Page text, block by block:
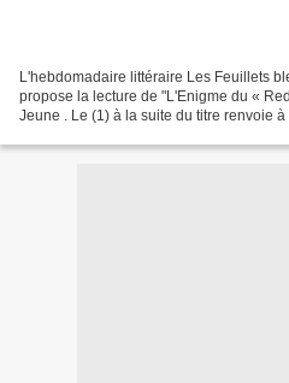
L'hebdomadaire littéraire Les Feuillets
propose la lecture de "L'Enigme du «
Jeune . Le (1) à la suite du titre renvoie